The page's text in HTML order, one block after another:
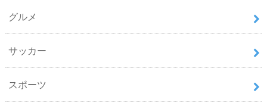
グルメ
サッカー
スポーツ